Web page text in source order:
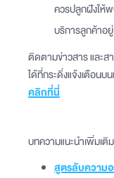
ควรปลูกฝังให้
บริการลูกค้าอ
ติดตามข่าวสาร และ
ได้ที่กระดิ่งแจ้งเตือน
คลิกที่นี่
บทความแนะนำเพิ่มเติม
สูตรลับความ